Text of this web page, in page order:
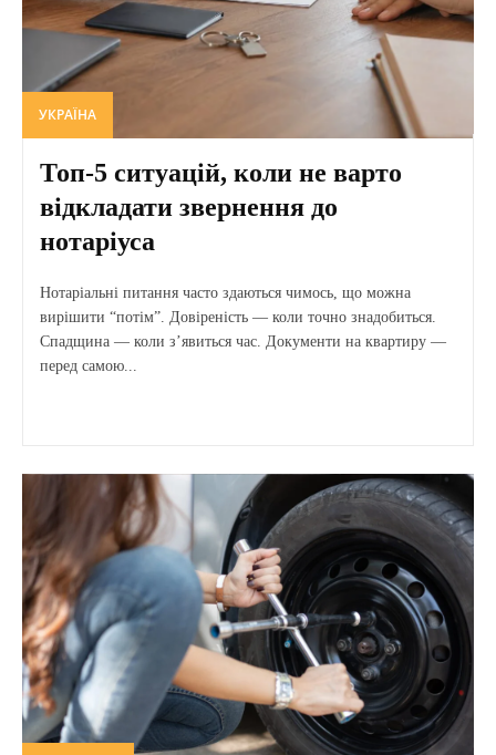
УКРАЇНА
Топ-5 ситуацій, коли не варто
відкладати звернення до
нотаріуса
Нотаріальні питання часто здаються чимось, що можна
вирішити “потім”. Довіреність — коли точно знадобиться.
Спадщина — коли з’явиться час. Документи на квартиру —
перед самою...